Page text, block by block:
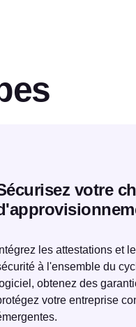
votre
Intégrez les attestations et
à l'ensemble du
obtenez des
votre entreprise